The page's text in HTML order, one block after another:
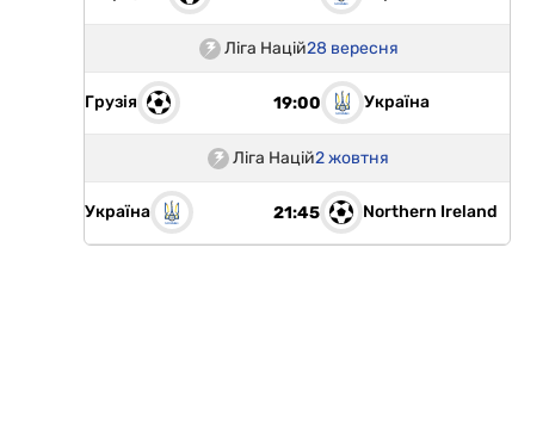
Ліга Націй28 вересня
Грузія 19:00 Україна
Ліга Націй2 жовтня
Україна 21:45 Northern Ireland